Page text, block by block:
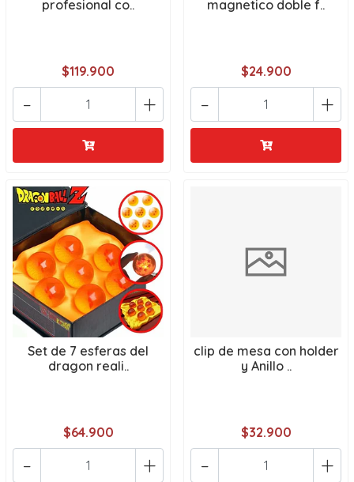
profesional co..
$119.900
+
-
magnetico doble f..
$24.900
+
-
Set de 7 esferas del
dragon reali..
$64.900
+
-
clip de mesa con holder
y Anillo ..
$32.900
+
-